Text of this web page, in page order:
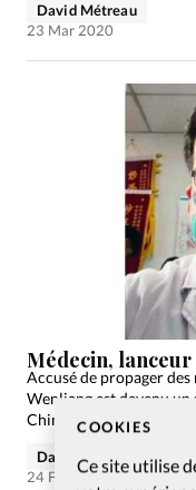
COOKIES
Ce site utilise
David Métreau
23 Mar 2020
Médecin,
Accusé de propager
Wenliang est devenu un
Chine, où toute
David Métreau
24 Fév 2020